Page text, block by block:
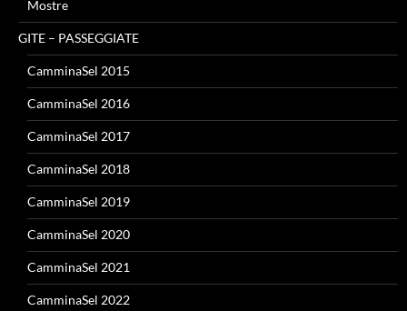
Mostre
GITE – PASSEGGIATE
CamminaSel 2015
CamminaSel 2016
CamminaSel 2017
CamminaSel 2018
CamminaSel 2019
CamminaSel 2020
CamminaSel 2021
CamminaSel 2022